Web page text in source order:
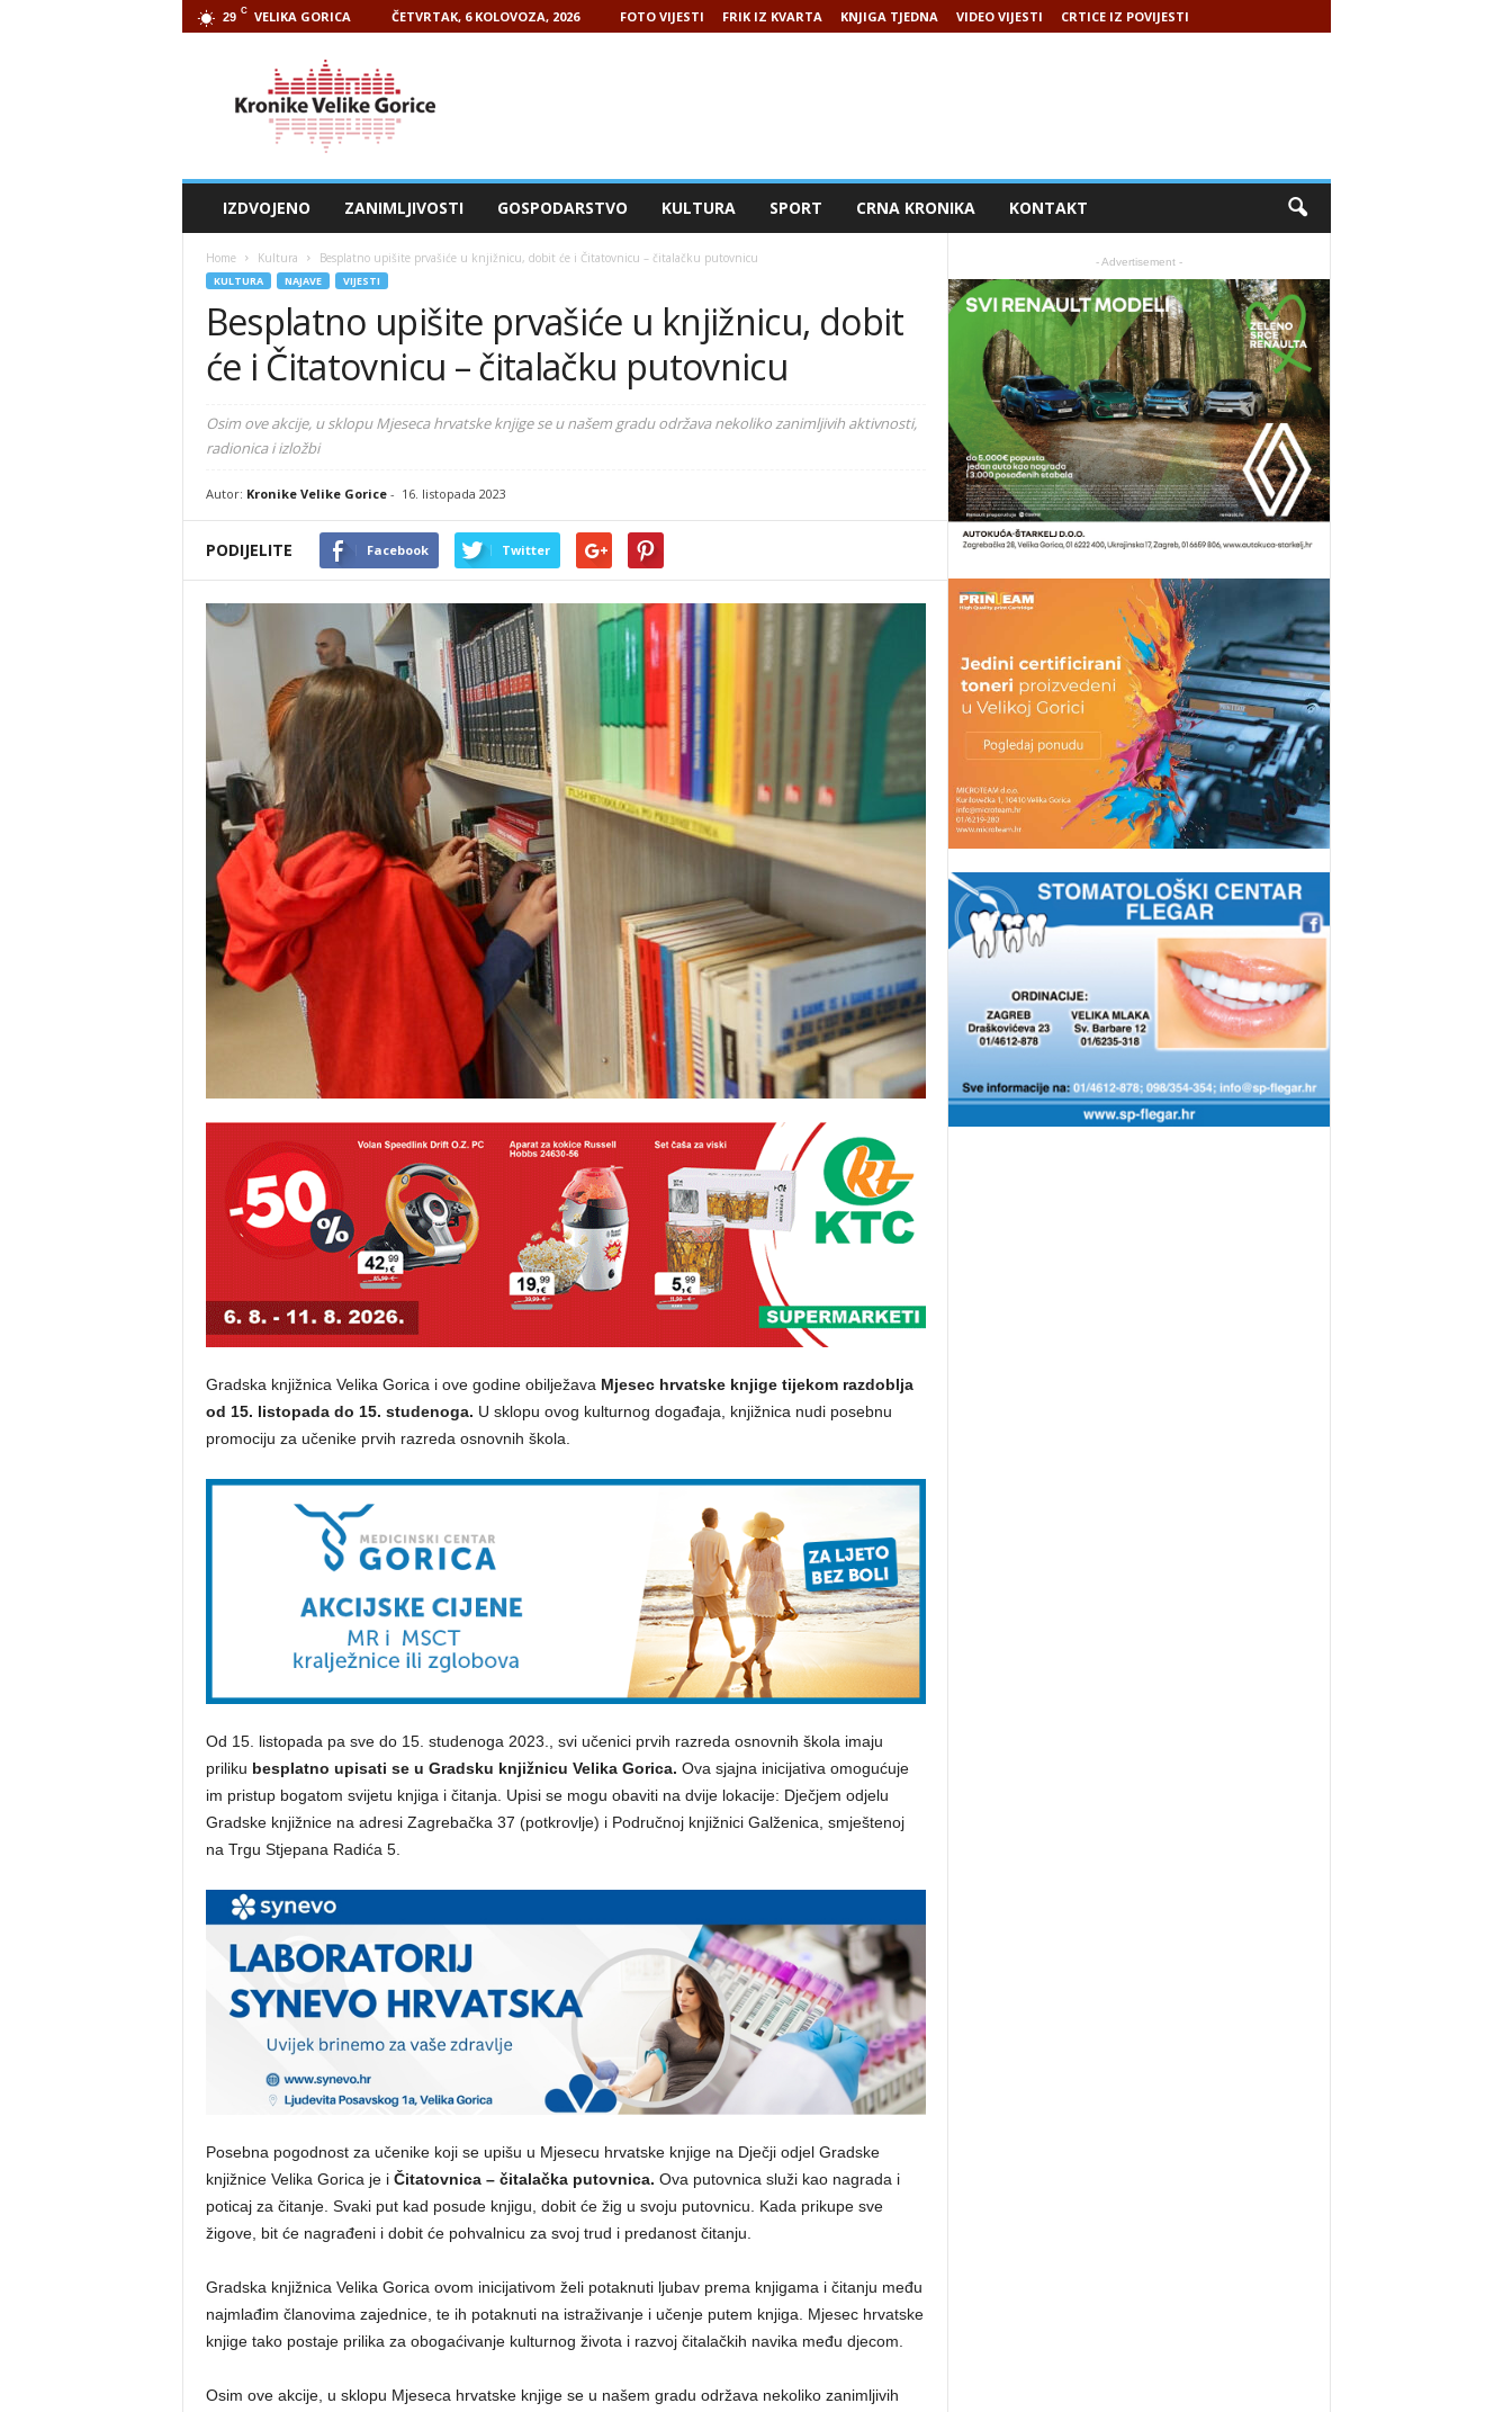
29 C VELIKA GORICA ČETVRTAK, 6 KOLOVOZA, 2026 FOTO VIJESTI FRIK IZ KVARTA KNJIGA TJEDNA VIDEO VIJESTI CRTICE IZ POVIJESTI
IZDVOJENO ZANIMLJIVOSTI GOSPODARSTVO KULTURA SPORT CRNA KRONIKA KONTAKT
Home Kultura Besplatno upišite prvašiće u knjižnicu, dobit će i Čitatovnicu – čitalačku putovnicu
KULTURA NAJAVE VIJESTI
Besplatno upišite prvašiće u knjižnicu, dobit
će i Čitatovnicu – čitalačku putovnicu
Osim ove akcije, u sklopu Mjeseca hrvatske knjige se u našem gradu održava nekoliko zanimljivih aktivnosti,
radionica i izložbi
Autor: Kronike Velike Gorice- 16. listopada 2023
PODIJELITE Facebook Twitter
Gradska knjižnica Velika Gorica i ove godine obilježava Mjesec hrvatske knjige tijekom razdoblja
od 15. listopada do 15. studenoga. U sklopu ovog kulturnog događaja, knjižnica nudi posebnu
promociju za učenike prvih razreda osnovnih škola.
Od 15. listopada pa sve do 15. studenoga 2023., svi učenici prvih razreda osnovnih škola imaju
priliku besplatno upisati se u Gradsku knjižnicu Velika Gorica. Ova sjajna inicijativa omogućuje
im pristup bogatom svijetu knjiga i čitanja. Upisi se mogu obaviti na dvije lokacije: Dječjem odjelu
Gradske knjižnice na adresi Zagrebačka 37 (potkrovlje) i Područnoj knjižnici Galženica, smještenoj
na Trgu Stjepana Radića 5.
Posebna pogodnost za učenike koji se upišu u Mjesecu hrvatske knjige na Dječji odjel Gradske
knjižnice Velika Gorica je i Čitatovnica – čitalačka putovnica. Ova putovnica služi kao nagrada i
poticaj za čitanje. Svaki put kad posude knjigu, dobit će žig u svoju putovnicu. Kada prikupe sve
žigove, bit će nagrađeni i dobit će pohvalnicu za svoj trud i predanost čitanju.
Gradska knjižnica Velika Gorica ovom inicijativom želi potaknuti ljubav prema knjigama i čitanju među
najmlađim članovima zajednice, te ih potaknuti na istraživanje i učenje putem knjiga. Mjesec hrvatske
knjige tako postaje prilika za obogaćivanje kulturnog života i razvoj čitalačkih navika među djecom.
Osim ove akcije, u sklopu Mjeseca hrvatske knjige se u našem gradu održava nekoliko zanimljivih
- Advertisement -